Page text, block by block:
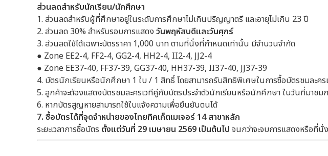
ส่วนลดสำหรับนักเรียน/นักศึกษา
1. ส่วนลดสำหรับผู้ที่ศึกษาอยู่ในระดับการศึกษาไม่เกินปริญญาตรี และอายุไม่เกิน 23 ปี
2. ส่วนลด 30% สำหรับรอบการแสดง วันพฤหัสบดีและวันศุกร์
3. ส่วนลดใช้ได้เฉพาะบัตรราคา 1,000 บาท ตามที่นั่งที่กำหนดเท่านั้น มีจำนวนจำกัด
● Zone EE2-4, FF2-4, GG2-4, HH2-4, II2-4, JJ2-4
● Zone EE37-40, FF37-39, GG37-40, HH37-39, II37-40, JJ37-39
4. บัตรนักเรียนหรือนักศึกษา 1 ใบ / 1 สิทธิ์ โดยสามารถรับสิทธิพิเศษในการซื้อบัตรชมละคร
5. ลูกค้าจะต้องแสดงบัตรชมละครเวทีคู่กับบัตรประจำตัวนักเรียนหรือนักศึกษา ในวันที่มาชม
6. หากบัตรสูญหายสามารถใช้ใบแจ้งความเพื่อยืนยันตนได้
7. ซื้อบัตรได้ที่จุดจำหน่ายของไทยทิคเก็ตเมเจอร์ 14สาขาหลัก
ระยะเวลาการซื้อบัตร ตั้งแต่วันที่ 29 เมษายน 2569 เป็นต้นไป จนกว่าจะจบการแสดงหรือที่นั่